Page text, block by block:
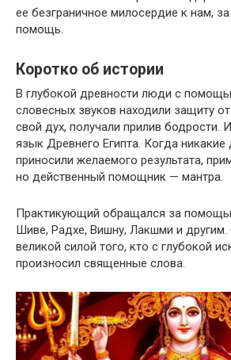
ее безграничное милосердие к нам,
помощь.
Коротко об истории
В глубокой древности люди с
словесных звуков находили защиту
свой дух, получали прилив бодрости.
язык Древнего Египта. Когда никакие
приносили желаемого результата,
но действенный помощник — мантра.
Практикующий обращался за
Шиве, Радхе, Вишну, Лакшми и другим.
великой силой того, кто с глубокой
произносил священные слова.